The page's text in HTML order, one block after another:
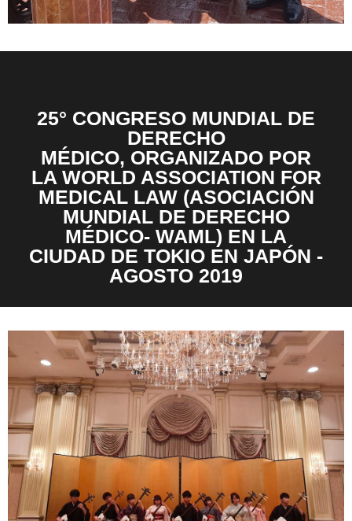
25° CONGRESO MUNDIAL DE
DERECHO
MÉDICO, ORGANIZADO POR
LA WORLD ASSOCIATION FOR
MEDICAL LAW (ASOCIACIÓN
MUNDIAL DE DERECHO
MÉDICO- WAML) EN LA
CIUDAD DE TOKIO EN JAPÓN -
AGOSTO 2019